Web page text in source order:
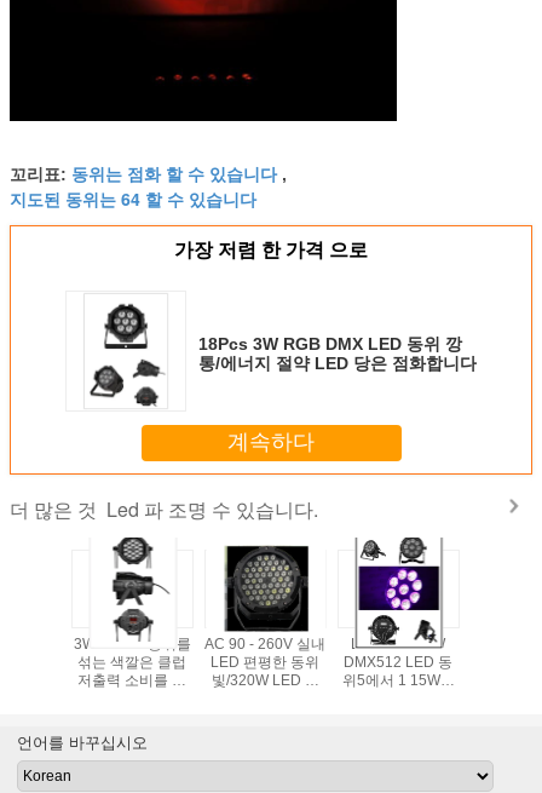
꼬리표: 동위는 점화 할 수 있습니다,
지도된 동위는 64 할 수 있습니다
가장 저렴 한 가격 으로
18Pcs 3W RGB DMX LED 동위 깡
통/에너지 절약 LED 당은 점화합니다
계속하다
더 많은 것 Led 파 조명 수 있습니다.
3Watt LED 동위를
섞는 색깔은 클럽
저출력 소비를 위
AC 90 - 260V 실내
LED 편평한 동위
빛/320W LED 영
LEDs RGBAW
DMX512 LED 동
위5에서 1 15W는
언어를 바꾸십시오